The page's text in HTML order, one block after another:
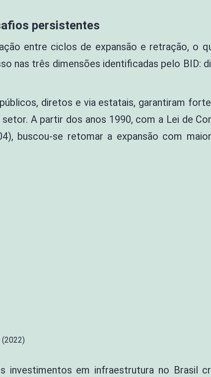
persistentes
entre ciclos de expansão e retração, o
nas três dimensões identificadas pelo BID:
diretos e via estatais, garantiram
A partir dos anos 1990, com a Lei de
buscou-se retomar a expansão com
(2022)
em infraestrutura no Brasil